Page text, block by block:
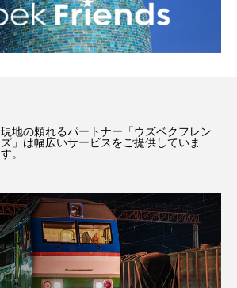
現地の頼れるパートナー「ウズベクフレン
ズ」は幅広いサービスをご提供していま
す。